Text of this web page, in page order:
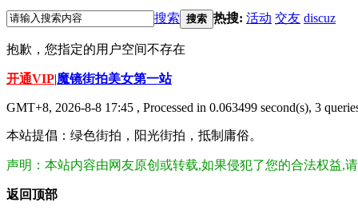
搜索 搜索 热搜: 活动 交友 discuz
抱歉，您指定的用户空间不存在
开通VIP|魔镜街拍美女第一站
GMT+8, 2026-8-8 17:45 , Processed in 0.063499 second(s), 3
本站提倡：绿色街拍，阳光街拍，抵制庸俗。
声明：本站内容由网友原创或转载,如果侵犯了您的合法权益,
返回顶部